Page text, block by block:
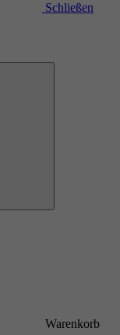
Schließen
Warenkorb